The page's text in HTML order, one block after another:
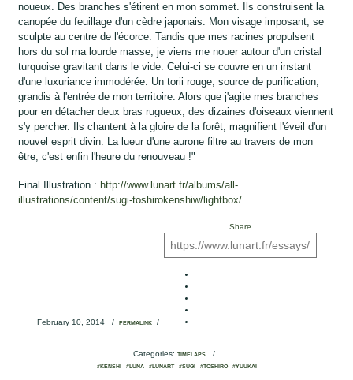
noueux. Des branches s'étirent en mon sommet. Ils construisent la
canopée du feuillage d'un cèdre japonais. Mon visage imposant, se
sculpte au centre de l'écorce. Tandis que mes racines propulsent
hors du sol ma lourde masse, je viens me nouer autour d'un cristal
turquoise gravitant dans le vide. Celui-ci se couvre en un instant
d'une luxuriance immodérée. Un torii rouge, source de purification,
grandis à l'entrée de mon territoire. Alors que j'agite mes branches
pour en détacher deux bras rugueux, des dizaines d'oiseaux viennent
s'y percher. Ils chantent à la gloire de la forêt, magnifient l'éveil d'un
nouvel esprit divin. La lueur d'une aurone filtre au travers de mon
être, c'est enfin l'heure du renouveau !"
Final Illustration : http://www.lunart.fr/albums/all-
illustrations/content/sugi-toshirokenshiw/lightbox/
February 10, 2014 / PERMALINK/
Share
Categories: TIMELAPS /
#KENSHI #LUNA #LUNART #SUGI #TOSHIRO #YUUKAÏ